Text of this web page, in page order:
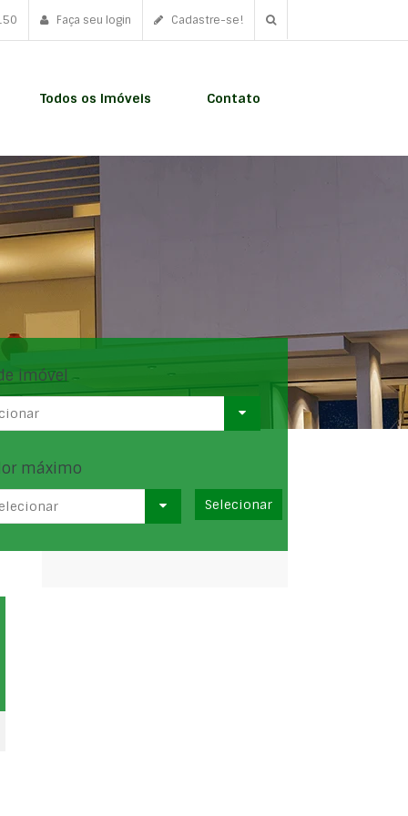
Faça seu login Cadastre-se!
Todos os Imóveis Contato
imóvel
máximo